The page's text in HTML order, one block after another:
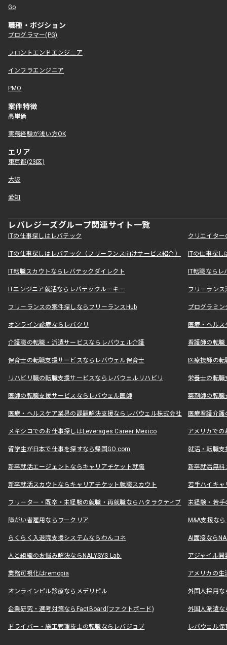
Go
職種・ポジション
プログラマー(PG)
フロントエンドエンジニア
インフラエンジニア
PMO
案件特徴
高単価
実務経験が浅い方OK
エリア
東京都(23区)
大阪
愛知
レバレジーズグループ関連サイト一覧
ITの仕事探しはレバテック クリエイタ
ITの仕事探しはレバテック（フリーランス向けサービス紹介） ITの仕事探
IT転職スカウトならレバテックダイレクト IT転職なら
ITエンジニア就活ならレバテックルーキー フリーラン
フリーランスの案件探しならフリーランスHub プログラミ
オンライン診療ならレバクリ 医療・ヘル
介護職の転職・派遣サービスならレバウェル介護 看護師の転
保育士の転職支援サービスならレバウェル保育士 医療技師の
リハビリ職の転職支援サービスならレバウェルリハビリ 栄養士の転
医師の転職支援サービスならレバウェル医師 薬剤師の転
医療・ヘルスケア業界の課題解決支援ならレバウェル株式会社 医療看護介
メキシコでのお仕事探しはLeverages Career Mexico アメリカで
留学生が日本で仕事を探すなら帰国GO.com 就活・転職
新卒就活エージェントならキャリアチケット就職 新卒就活無料
新卒就活スカウトならキャリアチケット就職スカウト 若手ハイキ
フリーター・既卒・未経験の就職・再就職ならハタラクティブ 未経験・若手
障がい者雇用ならワークリア M&A支援な
らくらく入退院支援システムならわんコネ AI面接なら
人と組織のお悩み解決ならNALYSYS Lab. アジャイル
業務可視化はremopia アメリカの
オンラインピル診療ならメデリピル 外国人採用
企業研究・選考対策ならFactBoard(ファクトボード) 外国人派遣な
ドライバー・施工管理技士の転職ならレバジョブ レバウェル